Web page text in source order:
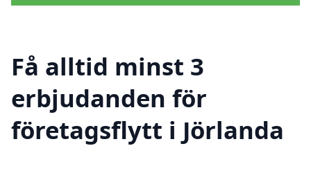
Få alltid minst 3
erbjudanden för
företagsflytt i Jörlanda